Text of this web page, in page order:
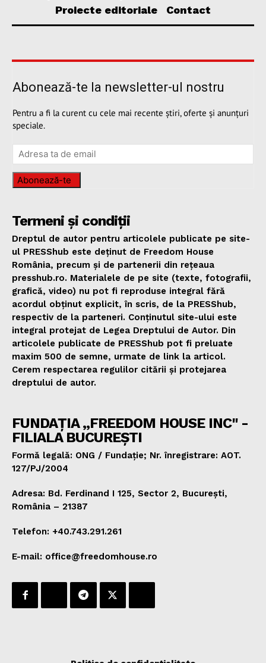
Proiecte editoriale
Contact
Abonează-te la newsletter-ul nostru
Pentru a fi la curent cu cele mai recente știri, oferte și anunțuri
speciale.
Abonează-te
Termeni și condiții
Dreptul de autor pentru articolele publicate pe site-
ul PRESShub este deținut de Freedom House
România, precum și de partenerii din rețeaua
presshub.ro. Materialele de pe site (texte, fotografii,
grafică, video) nu pot fi reproduse integral fără
acordul obținut explicit, în scris, de la PRESShub,
respectiv de la parteneri. Conținutul site-ului este
integral protejat de Legea Dreptului de Autor. Din
articolele publicate de PRESShub pot fi preluate
maxim 500 de semne, urmate de link la articol.
Cerem respectarea regulilor citării și protejarea
dreptului de autor.
FUNDAȚIA „FREEDOM HOUSE INC" -
FILIALA BUCUREȘTI
Formă legală: ONG / Fundație; Nr. înregistrare: AOT.
127/PJ/2004
Adresa: Bd. Ferdinand I 125, Sector 2, București,
România – 21387
Telefon: +40.743.291.261
E-mail: office@freedomhouse.ro